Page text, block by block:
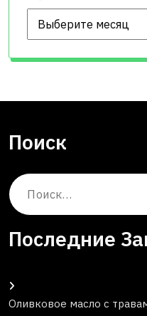
Архивы
Поиск
Поиск:
Последние
Оливковое масло с